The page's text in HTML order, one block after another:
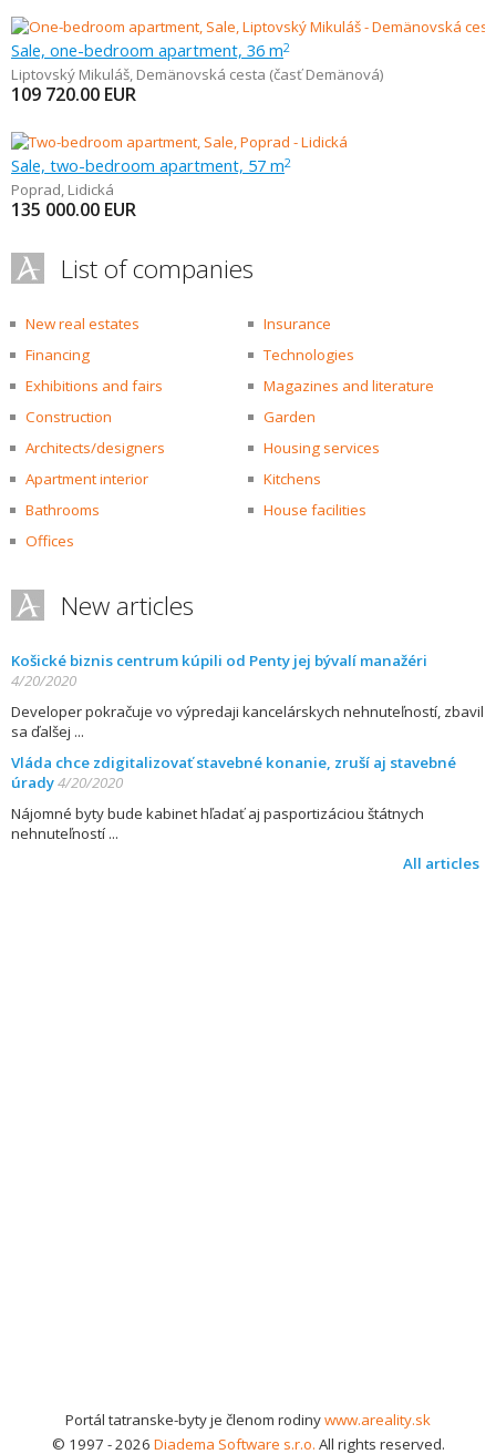
Sale, one-bedroom apartment, 36 m2
Liptovský Mikuláš, Demänovská cesta (časť Demänová)
109 720.00 EUR
Sale, two-bedroom apartment, 57 m2
Poprad, Lidická
135 000.00 EUR
List of companies
New real estates
Insurance
Financing
Technologies
Exhibitions and fairs
Magazines and literature
Construction
Garden
Architects/designers
Housing services
Apartment interior
Kitchens
Bathrooms
House facilities
Offices
New articles
Košické biznis centrum kúpili od Penty jej bývalí manažéri
4/20/2020
Developer pokračuje vo výpredaji kancelárskych nehnuteľností, zbavil
sa ďalšej
Vláda chce zdigitalizovať stavebné konanie, zruší aj stavebné
úrady4/20/2020
Nájomné byty bude kabinet hľadať aj pasportizáciou štátnych
nehnuteľností
All articles
Portál tatranske-byty je členom rodinywww.areality.sk
© 1997 - 2026 Diadema Software s.r.o. All rights reserved.